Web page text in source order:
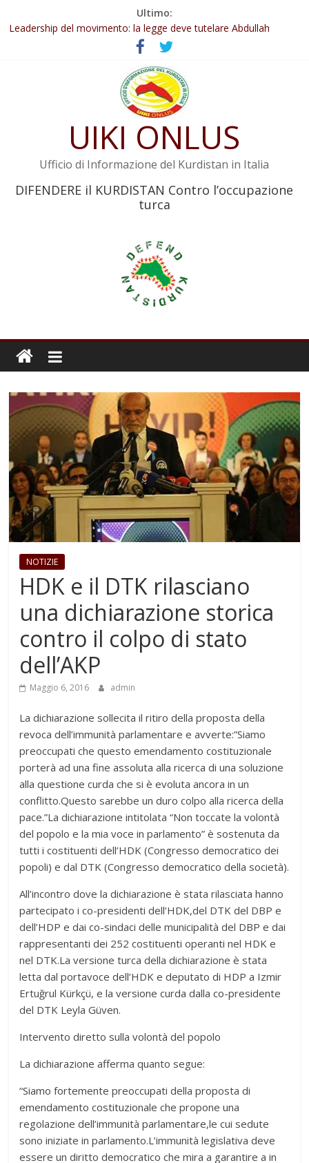
Ultimo:
Abdullah Öcalan: Le legge negativa deve essere trasformata in
legge positiva
Leadership del movimento: la legge deve tutelare Abdullah
Commissione donne del KNK: Şengal è di nuovo sotto minaccia
Non tenere conto della situazione di Rêber Apo ostacolerebbe
Il KNK chiede un’azione internazionale contro i crimini di guerra
UIKI ONLUS
Ufficio di Informazione del Kurdistan in Italia
DIFENDERE il KURDISTAN Contro l’occupazione
turca
NOTIZIE
HDK e il DTK rilasciano
una dichiarazione storica
contro il colpo di stato
dell’AKP
Maggio 6, 2016 admin
La dichiarazione sollecita il ritiro della proposta della
revoca dell’immunità parlamentare e avverte:”Siamo
preoccupati che questo emendamento costituzionale
porterà ad una fine assoluta alla ricerca di una soluzione
alla questione curda che si è evoluta ancora in un
conflitto.Questo sarebbe un duro colpo alla ricerca della
pace.”La dichiarazione intitolata “Non toccate la volontà
del popolo e la mia voce in parlamento” è sostenuta da
tutti i costituenti dell’HDK (Congresso democratico dei
popoli) e dal DTK (Congresso democratico della società).
All’incontro dove la dichiarazione è stata rilasciata hanno
partecipato i co-presidenti dell’HDK,del DTK del DBP e
dell’HDP e dai co-sindaci delle municipalità del DBP e dai
rappresentanti dei 252 costituenti operanti nel HDK e
nel DTK.La versione turca della dichiarazione è stata
letta dal portavoce dell’HDK e deputato di HDP a Izmir
Ertuğrul Kürkçü, e la versione curda dalla co-presidente
del DTK Leyla Güven.
Intervento diretto sulla volontà del popolo
La dichiarazione afferma quanto segue:
“Siamo fortemente preoccupati della proposta di
emendamento costituzionale che propone una
regolazione dell’immunità parlamentare,le cui sedute
sono iniziate in parlamento.L’immunità legislativa deve
essere un diritto democratico che mira a garantire a in